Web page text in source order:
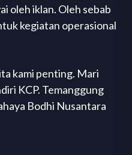
oleh iklan. Oleh sebab
kegiatan operasional
kami penting. Mari
KCP. Temanggung
Bodhi Nusantara